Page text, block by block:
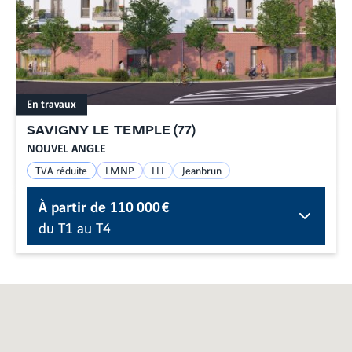
SAVIGNY LE TEMPLE (77)
NOUVEL ANGLE
En travaux
TVA réduite LMNP LLI Jeanbrun
À partir de110 000 €
du T1 au T4